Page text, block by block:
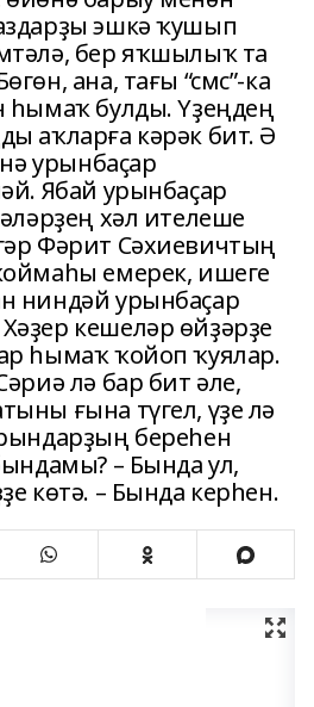
эшкә ҡушып
бер яҡшылыҡ та
ана, тағы “смс”-ка
һымаҡ булды. Үҙеңдең
аҡларға кәрәк бит. Ә
урынбаҫар
Ябай урынбаҫар
хәл ителеше
Фәрит Сәхиевичтың
емерек, ишеге
ниндәй урынбаҫар
кешеләр өйҙәрҙе
һымаҡ ҡойоп ҡуялар.
лә бар бит әле,
ғына түгел, үҙе лә
береһен
– Бында ул,
көтә. – Бында керһен.